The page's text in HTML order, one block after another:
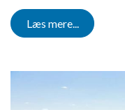
Læs mere...